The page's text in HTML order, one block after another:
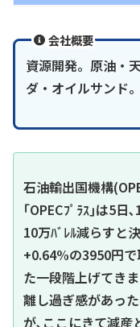
会社概要
資源開発。原油・
ダ・オイルサンド。
石油輸出国機構
｢OPECﾌﾟﾗｽ｣は5日
10万ﾊﾞﾚﾙ減らすと
+0.64%の3950円
た一段階上げてき
離し過ぎ感があっ
が､ここにきて減産